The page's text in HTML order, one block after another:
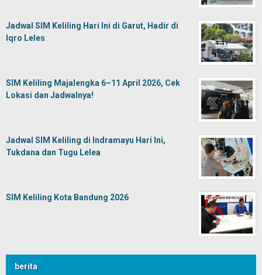
Jadwal SIM Keliling Hari Ini di Garut, Hadir di
Iqro Leles
SIM Keliling Majalengka 6–11 April 2026, Cek
Lokasi dan Jadwalnya!
Jadwal SIM Keliling di Indramayu Hari Ini,
Tukdana dan Tugu Lelea
SIM Keliling Kota Bandung 2026
berita